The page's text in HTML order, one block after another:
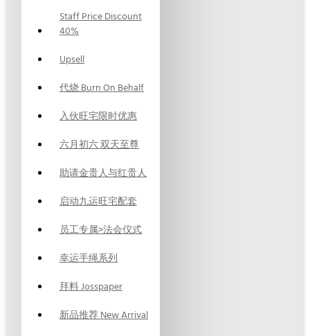
Staff Price Discount
40%
Upsell
代烧 Burn On Behalf
入伙旺宅限时优惠
六月初六 双天至尊
助请金贵人与红贵人
启动九运旺宅配套
员工专属>法会仪式
幸运手绳系列
拜料 Josspaper
新品推荐 New Arrival